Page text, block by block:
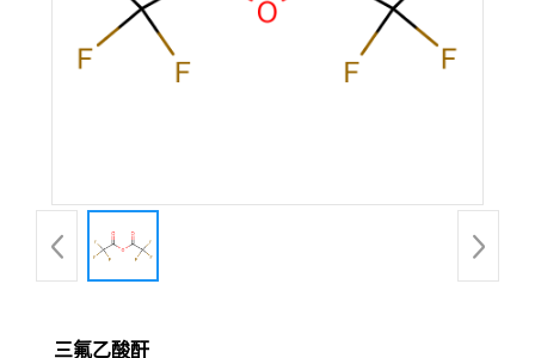
三氟乙酸酐